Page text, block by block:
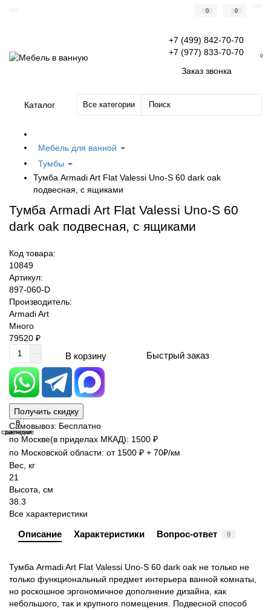
0 0
+7 (499) 842-70-70
+7 (977) 833-70-70
Заказ звонка
0
Каталог Все категории
Мебель для ванной
Тумбы
Тумба Armadi Art Flat Valessi Uno-S 60 dark oak
подвесная, с ящиками
Тумба Armadi Art Flat Valessi Uno-S 60
dark oak подвесная, с ящиками
Код товара:
10849
Артикул:
897-060-D
Производитель:
Armadi Art
Много
79520 ₽
В корзину Быстрый заказ
Получить скидку
В
закладки
В
сравнение
Самовывоз: Бесплатно
по Москве(в приделах МКАД): 1500 ₽
по Московской области: от 1500 ₽ + 70₽/км
Вес, кг
21
Высота, см
38.3
Все характеристики
Описание Характеристики Вопрос-ответ 0
Тумба Armadi Art Flat Valessi Uno-S 60 dark oak не только не
только функциональный предмет интерьера ванной комнаты,
но роскошное эргономичное дополнение дизайна, как
небольшого, так и крупного помещения. Подвесной способ